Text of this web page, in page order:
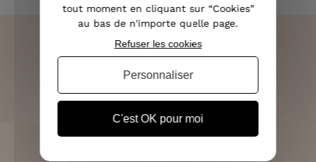
LIVRAISON RAPIDE
OFFERTE DÈS 70€
tout moment en cliquant sur “Cookies”
au bas de n'importe quelle page.
C'est OK pour moi
Refuser les cookies
Personnaliser